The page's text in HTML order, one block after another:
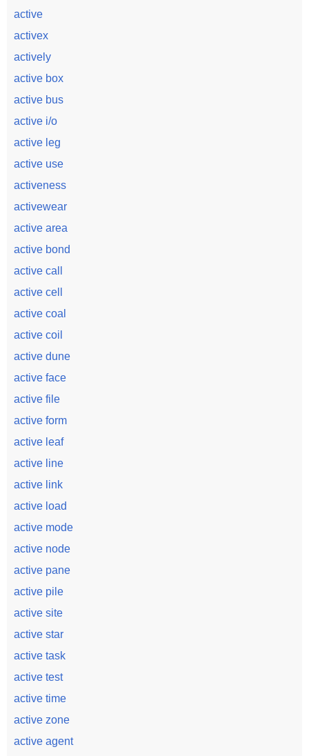
active
activex
actively
active box
active bus
active i/o
active leg
active use
activeness
activewear
active area
active bond
active call
active cell
active coal
active coil
active dune
active face
active file
active form
active leaf
active line
active link
active load
active mode
active node
active pane
active pile
active site
active star
active task
active test
active time
active zone
active agent